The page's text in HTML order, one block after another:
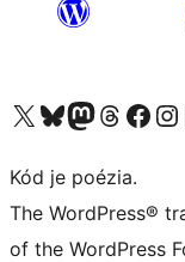
Navštívte náš účet na X (predtým Twitter)
Navštívte náš účet na platforme Bluesky
Navštívte náš účet na
Navštívte náš účet na
Navštívte
Kód je poézia.
The WordPress®
of the WordPress